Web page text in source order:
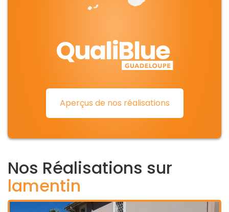
QualiBlue
Aperçus de nos réalisations
Nos Réalisations sur
lamentin